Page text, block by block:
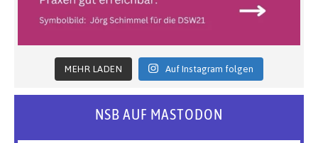
MEHR LADEN Auf Instagram folgen
NSB AUF MASTODON